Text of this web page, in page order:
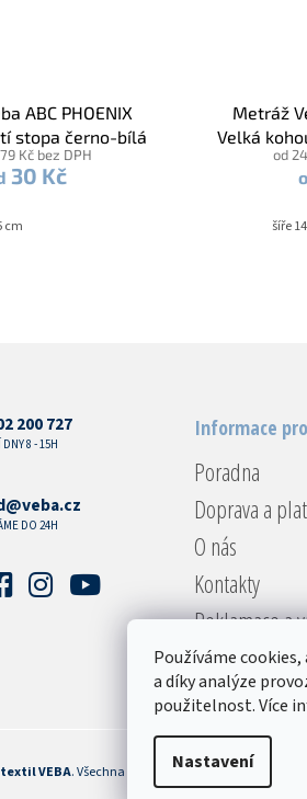
Používáme
a díky analýze
použitelnost. Více
Nastavení
ABC PHOENIX
stopa černo-bílá
Kč bez DPH
30 Kč
cm
Metráž
Velká
od
šíře
200 727
8 - 15H
DO 24H
Informace
Poradna
Doprava a
O nás
Kontakty
Reklamace a
Obchodní
Podmínky
VEBA. Všechna práva vyhrazena.Upravit